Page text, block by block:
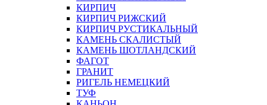
КИРПИЧ
КИРПИЧ РИЖСКИЙ
КИРПИЧ РУСТИКАЛЬНЫЙ
КАМЕНЬ СКАЛИСТЫЙ
КАМЕНЬ ШОТЛАНДСКИЙ
ФАГОТ
ГРАНИТ
РИГЕЛЬ НЕМЕЦКИЙ
ТУФ